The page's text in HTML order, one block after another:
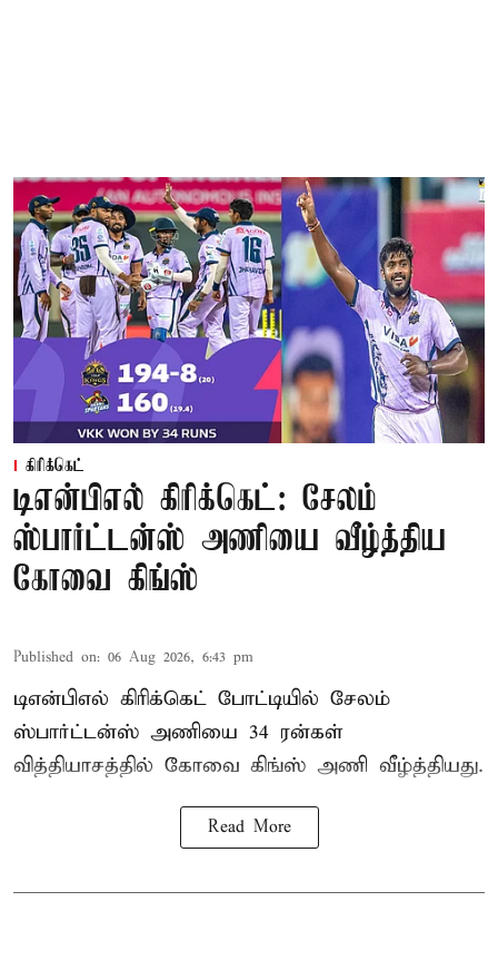
கிரிக்கெட்
டிஎன்பிஎல் கிரிக்கெட்: சேலம்
ஸ்பார்ட்டன்ஸ் அணியை வீழ்த்திய
கோவை கிங்ஸ்
Published on: 06 Aug 2026, 6:43 pm
டிஎன்பிஎல் கிரிக்கெட் போட்டியில் சேலம்
ஸ்பார்ட்டன்ஸ் அணியை 34 ரன்கள்
வித்தியாசத்தில் கோவை கிங்ஸ் அணி வீழ்த்தியது.
Read More